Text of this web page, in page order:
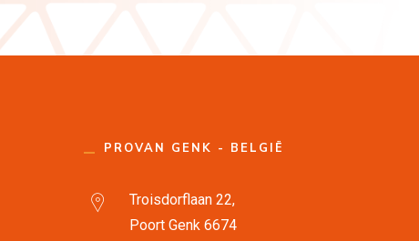
PROVAN GENK - BELGIË
Troisdorflaan 22,
Poort Genk 6674